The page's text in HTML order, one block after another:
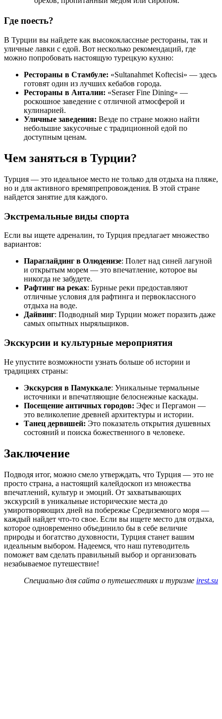
Где поесть?
В Турции вы найдете как высококлассные рестораны, так и
уличные лавки с едой. Вот несколько рекомендаций, где
можно попробовать настоящую турецкую кухню:
Рестораны в Стамбуле: «Sultanahmet Koftecisi» — здесь
готовят один из лучших кебабов города.
Рестораны в Анталии: «Seraser Fine Dining» —
роскошное заведение с отличной атмосферой и
кулинарией.
Уличные заведения: Везде по стране можно найти
небольшие закусочные с традиционной едой по
доступным ценам.
Чем заняться в Турции?
Турция — это идеальное место не только для отдыха на пляже,
но и для активного времяпрепровождения. В этой стране
найдется занятие для каждого.
Экстремальные виды спорта
Если вы ищете адреналин, то Турция предлагает множество
вариантов:
Параглайдинг в Олюденизе: Полет над синей лагуной
и открытым морем — это впечатление, которое вы
никогда не забудете.
Рафтинг на реках: Бурные реки предоставляют
отличные условия для рафтинга и первоклассного
отдыха на воде.
Дайвинг: Подводный мир Турции может поразить даже
самых опытных ныряльщиков.
Экскурсии и культурные мероприятия
Не упустите возможности узнать больше об истории и
традициях страны:
Экскурсия в Памуккале: Уникальные термальные
источники и впечатляющие белоснежные каскады.
Посещение античных городов: Эфес и Пергамон —
это великолепие древней архитектуры и истории.
Танец дервишей: Это показатель открытия душевных
состояний и поиска божественного в человеке.
Заключение
Подводя итог, можно смело утверждать, что Турция — это не
просто страна, а настоящий калейдоскоп из множества
впечатлений, культур и эмоций. От захватывающих
экскурсий в уникальные исторические места до
умиротворяющих дней на побережье Средиземного моря —
каждый найдет что-то свое. Если вы ищете место для отдыха,
которое одновременно объединило бы в себе величие
природы и богатство духовности, Турция станет вашим
идеальным выбором. Надеемся, что наш путеводитель
поможет вам сделать правильный выбор и организовать
незабываемое путешествие!
Специально для сайта о путешествиях и туризме irest.su